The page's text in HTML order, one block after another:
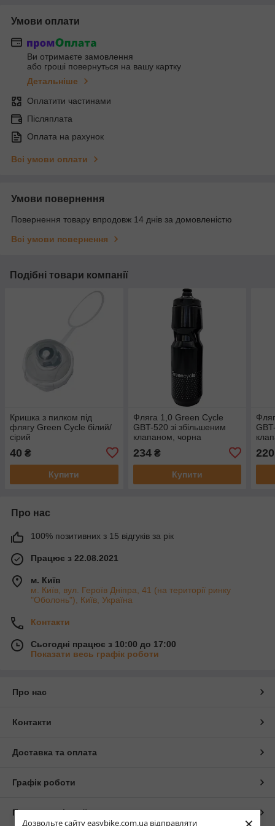
Дозвольте сайту easybike.com.ua відправляти
Умови оплати
Ви отримаєте замовлення
або гроші повернуться на вашу картку
Детальніше
Оплатити частинами
Післяплата
Оплата на рахунок
Всі умови оплати
Умови повернення
Повернення товару впродовж 14 днів за домовленістю
Всі умови повернення
Подібні товари компанії
Кришка з пилком під
флягу Green Cycle білий/
сірий
40 ₴
Купити
Фляга 1,0 Green Cycle
GBT-520 зі збільшеним
клапаном, чорна
234₴
Купити
220
Про нас
100% позитивних з 15 відгуків за рік
Працює з 22.08.2021
м. Київ
м. Київ, вул. Героїв Дніпра, 41 (на території ринку
"Оболонь"), Київ, Україна
Контакти
Сьогодні працює з 10:00 до 17:00
Показати весь графік роботи
Про нас
Контакти
Доставка та оплата
Графік роботи
Повна версія сайту